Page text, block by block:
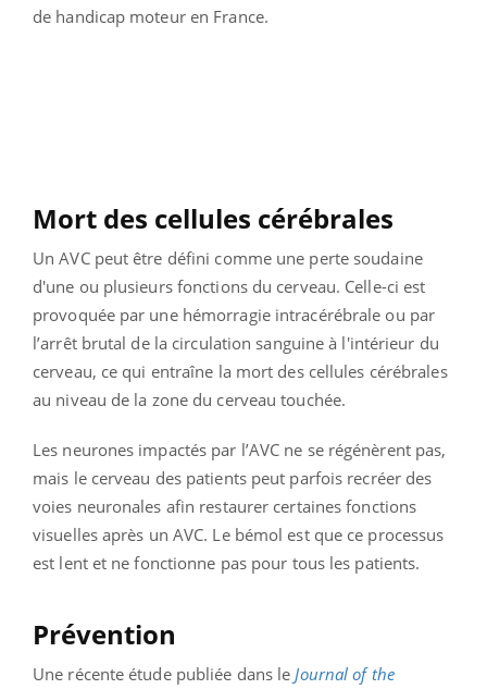
de handicap moteur en France.
Mort des cellules cérébrales
Un AVC peut être défini comme une perte soudaine
d'une ou plusieurs fonctions du cerveau. Celle-ci est
provoquée par une hémorragie intracérébrale ou par
l’arrêt brutal de la circulation sanguine à l'intérieur du
cerveau, ce qui entraîne la mort des cellules cérébrales
au niveau de la zone du cerveau touchée.
Les neurones impactés par l’AVC ne se régénèrent pas,
mais le cerveau des patients peut parfois recréer des
voies neuronales afin restaurer certaines fonctions
visuelles après un AVC. Le bémol est que ce processus
est lent et ne fonctionne pas pour tous les patients.
Prévention
Une récente étude publiée dans le Journal of the